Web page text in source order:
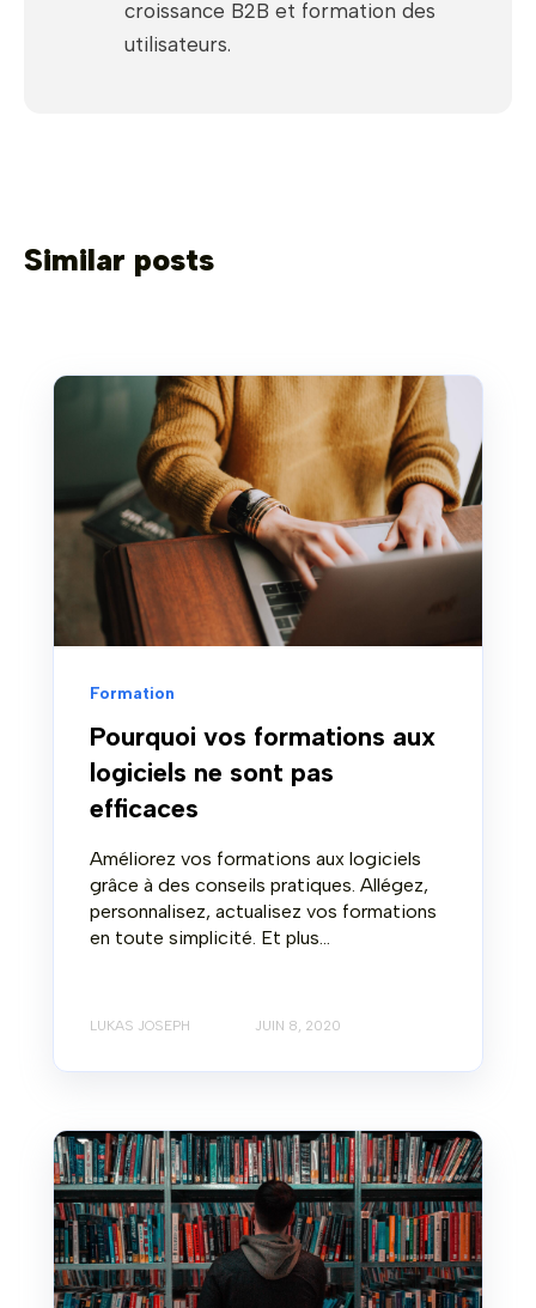
croissance B2B et formation des
utilisateurs.
Similar posts
Formation
Pourquoi vos formations aux
logiciels ne sont pas
efficaces
Améliorez vos formations aux logiciels
grâce à des conseils pratiques. Allégez,
personnalisez, actualisez vos formations
en toute simplicité. Et plus...
LUKAS JOSEPH JUIN 8, 2020